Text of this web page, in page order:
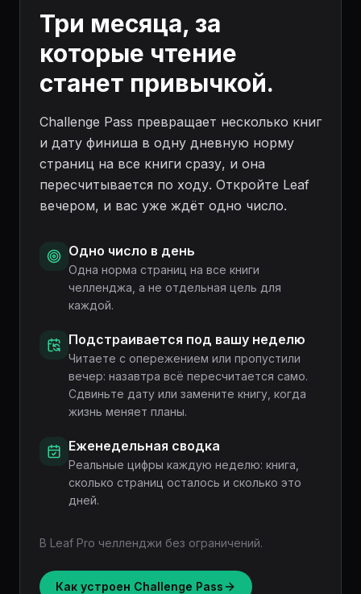
Три месяца, за
которые чтение
станет привычкой.
Challenge Pass превращает несколько книг
и дату финиша в одну дневную норму
страниц на все книги сразу, и она
пересчитывается по ходу. Откройте Leaf
вечером, и вас уже ждёт одно число.
Одно число в день
Одна норма страниц на все книги
челленджа, а не отдельная цель для
каждой.
Подстраивается под вашу неделю
Читаете с опережением или пропустили
вечер: назавтра всё пересчитается само.
Сдвиньте дату или замените книгу, когда
жизнь меняет планы.
Еженедельная сводка
Реальные цифры каждую неделю: книга,
сколько страниц осталось и сколько это
дней.
В Leaf Pro челленджи без ограничений.
Как устроен Challenge Pass